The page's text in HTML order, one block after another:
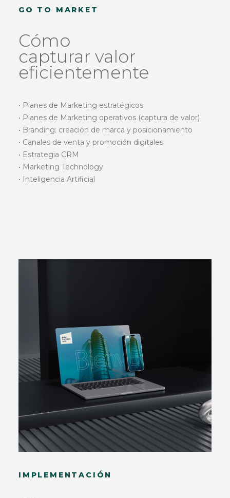
GO TO MARKET
Cómo
capturar valor
eficientemente
• Planes de Marketing estratégicos
• Planes de Marketing operativos (captura de valor)
• Branding: creación de marca y posicionamiento
• Canales de venta y promoción digitales
• Estrategia CRM
• Marketing Technology
• Inteligencia Artificial
IMPLEMENTACIÓN